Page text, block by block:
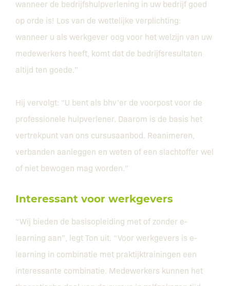
wanneer de bedrijfshulpverlening in uw bedrijf goed
op orde is! Los van de wettelijke verplichting:
wanneer u als werkgever oog voor het welzijn van uw
medewerkers heeft, komt dat de bedrijfsresultaten
altijd ten goede.”
Hij vervolgt: “U bent als bhv’er de voorpost voor de
professionele hulpverlener. Daarom is de basis het
vertrekpunt van ons cursusaanbod. Reanimeren,
verbanden aanleggen en weten of een slachtoffer wel
of niet bewogen mag worden.”
Interessant voor werkgevers
“Wij bieden de basisopleiding met of zonder e-
learning aan”, legt Ton uit. “Voor werkgevers is e-
learning in combinatie met praktijktrainingen een
interessante combinatie. Medewerkers kunnen het